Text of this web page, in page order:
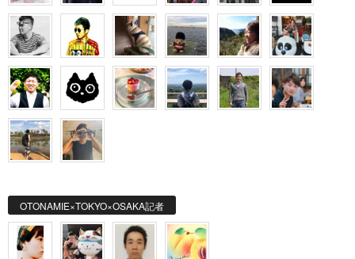
OTONAMIE×TOKYO×OSAKA記者